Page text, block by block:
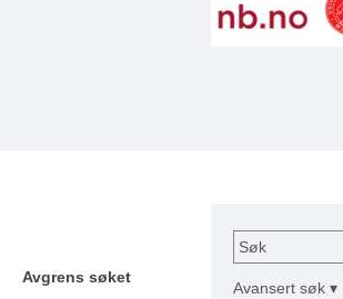
Avgrens søket
Søk
Avansert søk ▾